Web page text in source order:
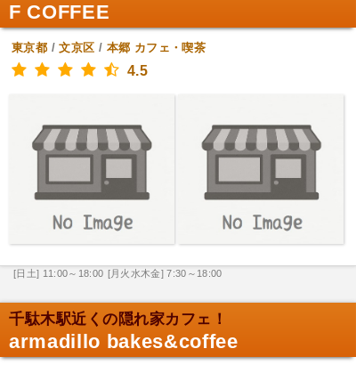
F COFFEE
東京都 /文京区 / 本郷 カフェ・喫茶
4.5
[日土] 11:00～18:00 [月火水木金] 7:30～18:00
千駄木駅近くの隠れ家カフェ！
armadillo bakes&coffee